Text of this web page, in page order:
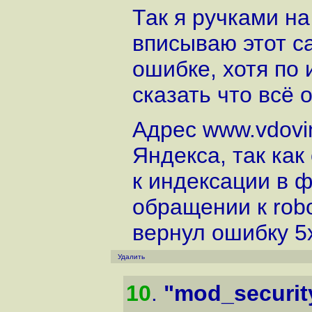
Так я ручками
вписываю этот
ошибке, хотя по
сказать что всё
Адрес
Яндекса, так
к индексации в
обращении к
вернул ошибку
Удалить
10.